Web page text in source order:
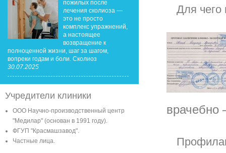
пожилых после
лечения сколиоза —
это не просто
комплекс упражнений,
а настоящее
возвращение к
полноценной жизни, шаг за шагом,
вопреки годам и боли. Сколиоз
30.07.2025
Учредители клиники
ООО Научно-производственный центр
"Медилар" (основан в 1991 году).
ФГУП "Красмашзавод".
Частные лица.
Для чего
врачебно